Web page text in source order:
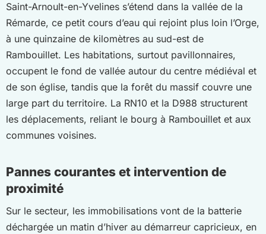
Saint-Arnoult-en-Yvelines s’étend dans la vallée de la
Rémarde, ce petit cours d’eau qui rejoint plus loin l’Orge,
à une quinzaine de kilomètres au sud-est de
Rambouillet. Les habitations, surtout pavillonnaires,
occupent le fond de vallée autour du centre médiéval et
de son église, tandis que la forêt du massif couvre une
large part du territoire. La RN10 et la D988 structurent
les déplacements, reliant le bourg à Rambouillet et aux
communes voisines.
Pannes courantes et intervention de
proximité
Sur le secteur, les immobilisations vont de la batterie
déchargée un matin d’hiver au démarreur capricieux, en